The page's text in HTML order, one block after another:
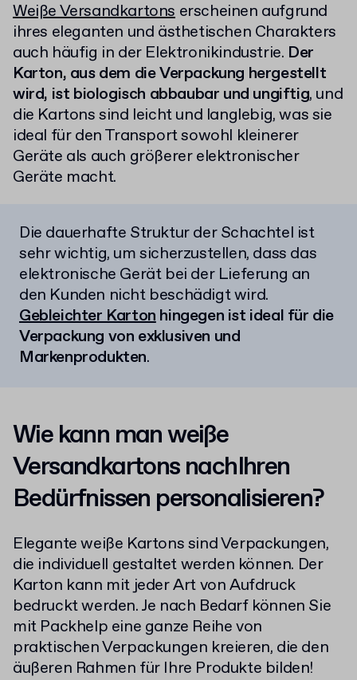
Weiße Versandkartons erscheinen aufgrund
ihres eleganten und ästhetischen Charakters
auch häufig in der Elektronikindustrie. Der
Karton, aus dem die Verpackung hergestellt
wird, ist biologisch abbaubar und ungiftig, und
die Kartons sind leicht und langlebig, was sie
ideal für den Transport sowohl kleinerer
Geräte als auch größerer elektronischer
Geräte macht.
Die dauerhafte Struktur der Schachtel ist
sehr wichtig, um sicherzustellen, dass das
elektronische Gerät bei der Lieferung an
den Kunden nicht beschädigt wird.
Gebleichter Kartonhingegen ist ideal für die
Verpackung von exklusiven und
Markenprodukten.
Wie kann man weiße
Versandkartons nachIhren
Bedürfnissen personalisieren?
Elegante weiße Kartons sind Verpackungen,
die individuell gestaltet werden können. Der
Karton kann mit jeder Art von Aufdruck
bedruckt werden. Je nach Bedarf können Sie
mit Packhelp eine ganze Reihe von
praktischen Verpackungen kreieren, die den
äußeren Rahmen für Ihre Produkte bilden!